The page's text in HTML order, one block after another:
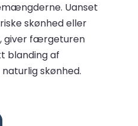
Uanset
skønhed eller
giver færgeturen
blanding af
skønhed.